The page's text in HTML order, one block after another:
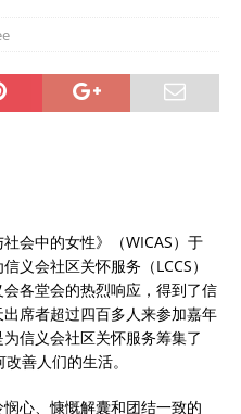
会中的女性》（WICAS）于
义会社区关怀服务（LCCS）
各堂会的热烈响应，得到了信
席者超过四百多人来参加嘉年
信义会社区关怀服务筹集了
善人们的生活。
心、慷慨解囊和团结一致的